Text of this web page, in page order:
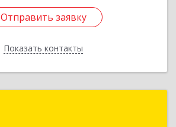
Отправить заявку
Показать контакты
Отправить заявку
Назад